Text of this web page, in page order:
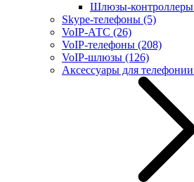
Шлюзы-контроллеры
Skype-телефоны (5)
VoIP-АТС (26)
VoIP-телефоны (208)
VoIP-шлюзы (126)
Аксессуары для телефонии